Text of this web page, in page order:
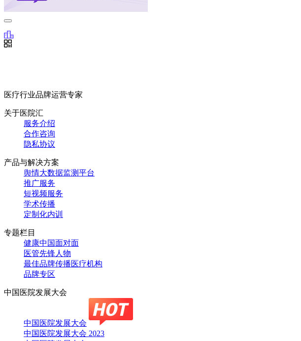
医疗行业品牌运营专家
关于医院汇
服务介绍
合作咨询
隐私协议
产品与解决方案
舆情大数据监测平台
推广服务
短视频服务
学术传播
定制化内训
专题栏目
健康中国面对面
医管先锋人物
最佳品牌传播医疗机构
品牌专区
中国医院发展大会
中国医院发展大会
中国医院发展大会 2023